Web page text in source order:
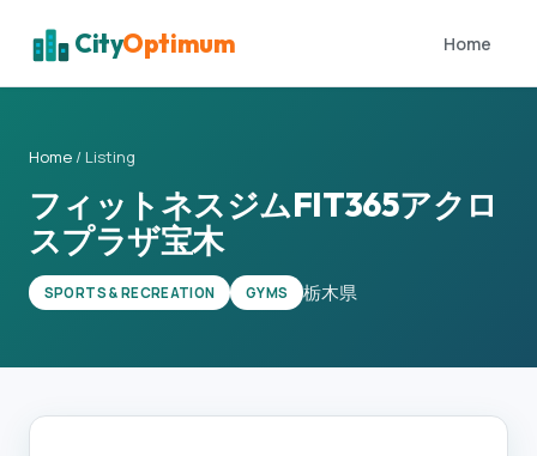
CityOptimum Home
Home / Listing
フィットネスジムFIT365アクロ
スプラザ宝木
SPORTS & RECREATION GYMS 栃木県